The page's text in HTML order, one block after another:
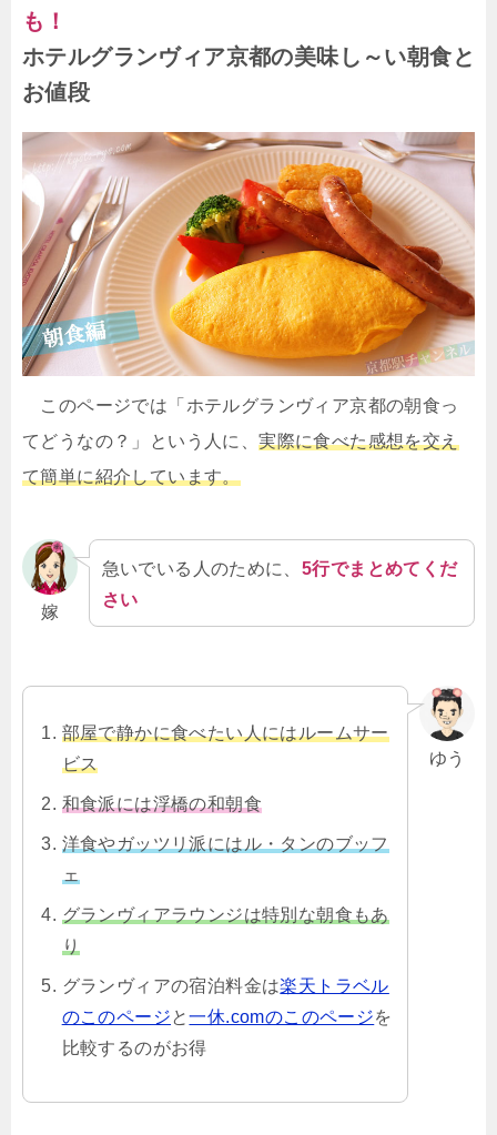
も！
ホテルグランヴィア京都の美味し～い朝食と
お値段
このページでは「ホテルグランヴィア京都の朝食っ
てどうなの？」という人に、実際に食べた感想を交え
て簡単に紹介しています。
嫁
急いでいる人のために、 5行でまとめてくだ
さい
ゆう
部屋で静かに食べたい人にはルームサー
ビス
和食派には浮橋の和朝食
洋食やガッツリ派にはル・タンのブッフ
ェ
グランヴィアラウンジは特別な朝食もあ
り
グランヴィアの宿泊料金は楽天トラベル
のこのページと一休.comのこのページを
比較するのがお得